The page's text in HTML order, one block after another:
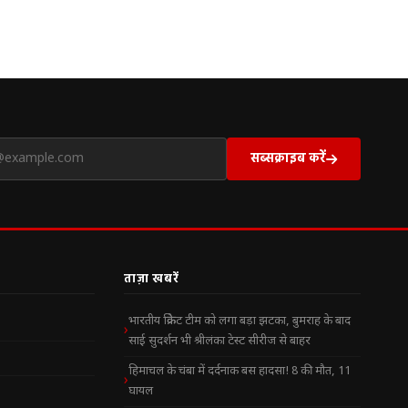
सब्सक्राइब करें
ताज़ा खबरें
भारतीय क्रिकेट टीम को लगा बड़ा झटका, बुमराह के बाद
साई सुदर्शन भी श्रीलंका टेस्ट सीरीज से बाहर
हिमाचल के चंबा में दर्दनाक बस हादसा! 8 की मौत, 11
घायल